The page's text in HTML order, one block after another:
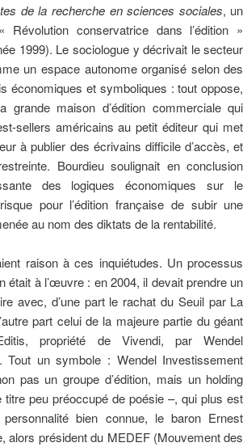
de la recherche en sciences sociales, un
Révolution conservatrice dans l’édition »
1999). Le sociologue y décrivait le secteur
un espace autonome organisé selon des
économiques et symboliques : tout oppose,
grande maison d’édition commerciale qui
sellers américains au petit éditeur qui met
à publier des écrivains difficile d’accès, et
Bourdieu soulignait en conclusion
des logiques économiques sur le
pour l’édition française de subir une
au nom des diktats de la rentabilité.
raison à ces inquiétudes. Un processus
était à l’œuvre : en 2004, il devait prendre un
avec, d’une part le rachat du Seuil par La
part celui de la majeure partie du géant
propriété de Vivendi, par Wendel
Tout un symbole : Wendel Investissement
pas un groupe d’édition, mais un holding
peu préoccupé de poésie –, qui plus est
bien connue, le baron Ernest
alors président du MEDEF (Mouvement des